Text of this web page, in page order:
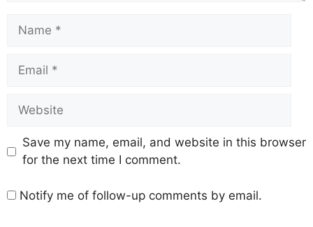
Save my name, email, and website in this browser
for the next time I comment.
Notify me of follow-up comments by email.